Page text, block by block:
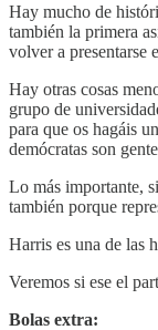
Hay mucho de
también la primera
volver a presentarse
Hay otras cosas
grupo de
para que os hagáis
demócratas son
Lo más importante,
también porque
Harris es una de las
Veremos si ese el
Bolas extra: